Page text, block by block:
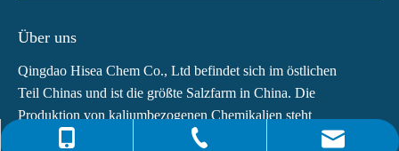
0086-532-85708217
0086-4008266163-82717
info@hiseachem.com
Über uns
Qingdao Hisea Chem Co., Ltd befindet sich im östlichen
Teil Chinas und ist die größte Salzfarm in China. Die
Produktion von kaliumbezogenen Chemikalien steht
weltweit an vierter Stelle.Die Hauptprodukte von...